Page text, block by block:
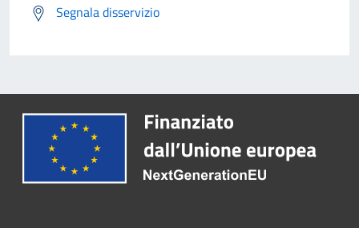
Segnala disservizio